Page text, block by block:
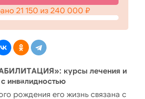
21 150 из 240 000 ₽
курсы лечения и
инвалидностью
рождения его жизнь связана с